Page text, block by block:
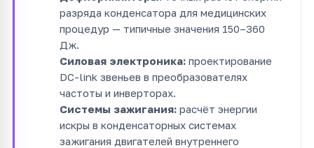
разряда конденсатора для медицинских
процедур — типичные значения 150–360
Дж.
Силовая электроника: проектирование
DC-link звеньев в преобразователях
частоты и инверторах.
Системы зажигания: расчёт энергии
искры в конденсаторных системах
зажигания двигателей внутреннего